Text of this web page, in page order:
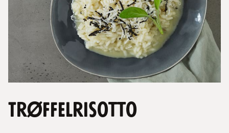
Trøffelrisotto